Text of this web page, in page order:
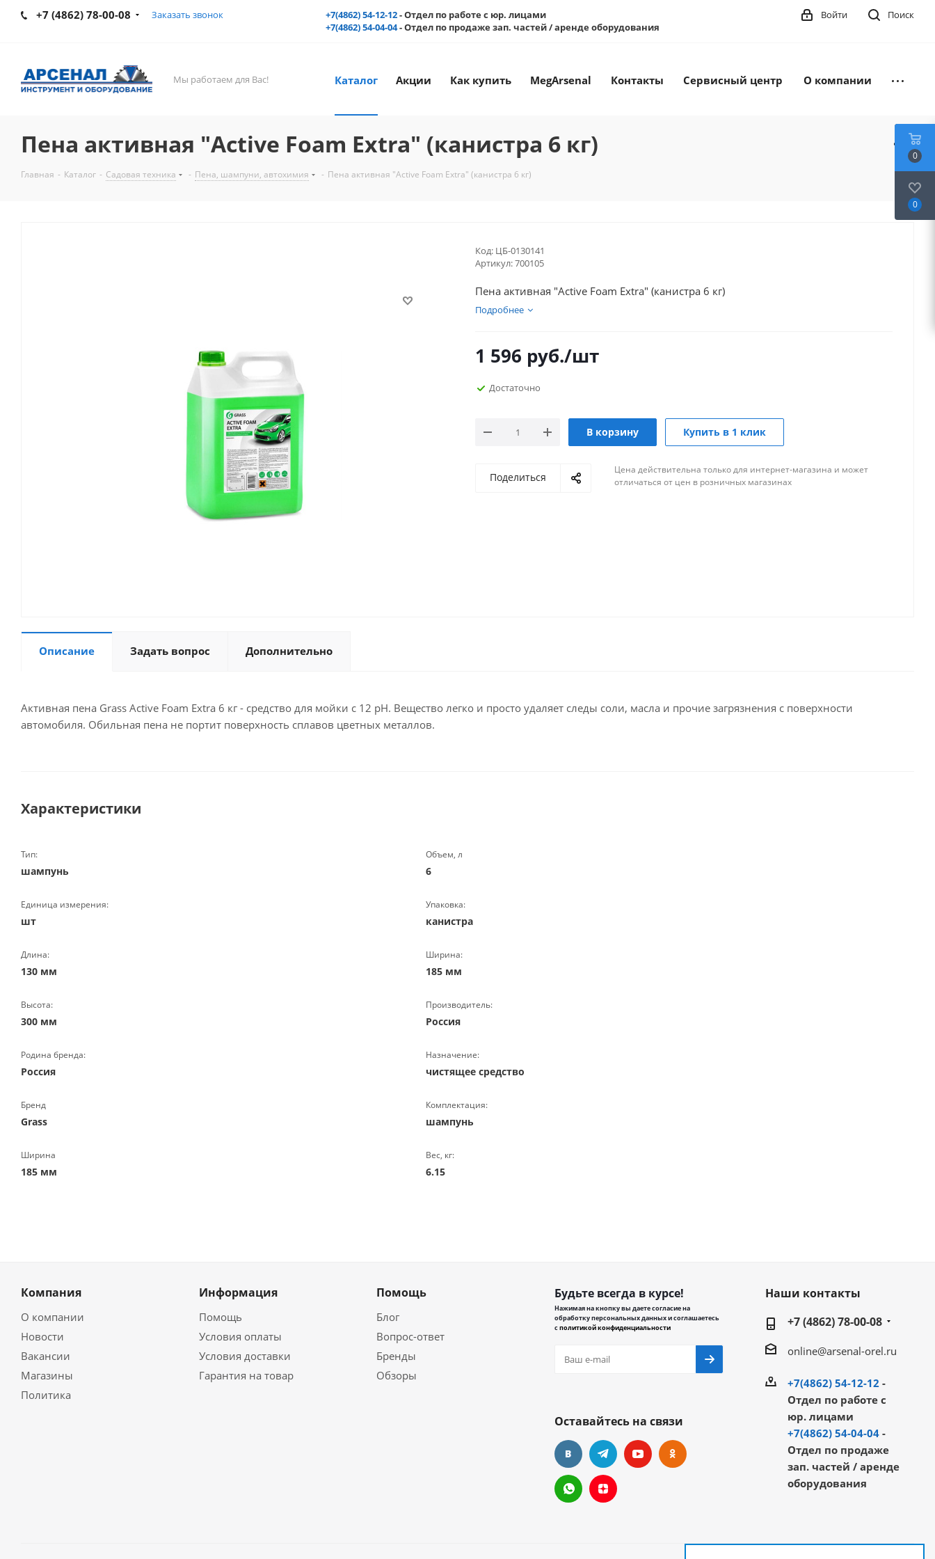
+7 (4862) 78-00-08 Заказать звонок +7(4862) 54-12-12- Отдел по работе с юр. лицами
+7(4862) 54-04-04- Отдел по продаже зап. частей / аренде оборудования
Поиск
Войти
Мы работаем для Вас! Каталог Акции Как купить MegArsenal Контакты Сервисный центр О компании
Пена активная "Active Foam Extra" (канистра 6 кг)
Главная - Каталог - Садовая техника - Пена, шампуни, автохимия - Пена активная "Active Foam Extra" (канистра 6 кг)
Код: ЦБ-0130141
Артикул:700105
Пена активная "Active Foam Extra" (канистра 6 кг)
Подробнее
1 596 руб./шт
Достаточно
В корзину Купить в 1 клик
Поделиться
Цена действительна только для интернет-магазина и может
отличаться от цен в розничных магазинах
Описание Задать вопрос Дополнительно
Активная пена Grass Active Foam Extra 6 кг - средство для мойки с 12 рН. Вещество легко и просто удаляет следы соли, масла и прочие загрязнения с поверхности
автомобиля. Обильная пена не портит поверхность сплавов цветных металлов.
Характеристики
Тип:
шампунь
Объем, л
6
Единица измерения:
шт
Упаковка:
канистра
Длина:
130 мм
Ширина:
185 мм
Высота:
300 мм
Производитель:
Россия
Родина бренда:
Россия
Назначение:
чистящее средство
Бренд
Grass
Комплектация:
шампунь
Ширина
185 мм
Вес, кг:
6.15
Компания
О компании
Новости
Вакансии
Магазины
Политика
Информация
Помощь
Условия оплаты
Условия доставки
Гарантия на товар
Помощь
Блог
Вопрос-ответ
Бренды
Обзоры
Будьте всегда в курсе!
Нажимая на кнопку вы даете согласие на
обработку персональных данных и соглашаетесь
сполитикой конфиденциальности
Оставайтесь на связи
Наши контакты
+7 (4862) 78-00-08
online@arsenal-orel.ru
+7(4862) 54-12-12 -
Отдел по работе с
юр. лицами
+7(4862) 54-04-04-
Отдел по продаже
зап. частей / аренде
оборудования
0
0